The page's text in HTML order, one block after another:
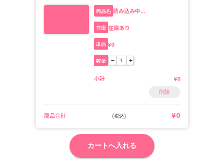
商品名 読み込み中...
在庫 在庫あり
単価 ¥0
数量 − +
小計 ¥0
削除
商品合計 (税込) ¥0
カートへ入れる